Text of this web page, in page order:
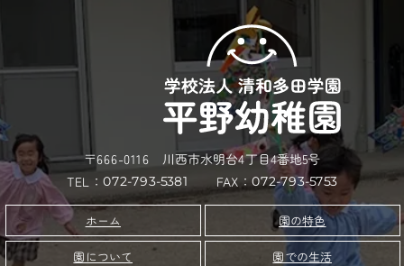
〒666-0116 川西市水明台4丁目4番地5号
TEL：072-793-5381 FAX： 072-793-5753
ホーム 園の特色
園について 園での生活